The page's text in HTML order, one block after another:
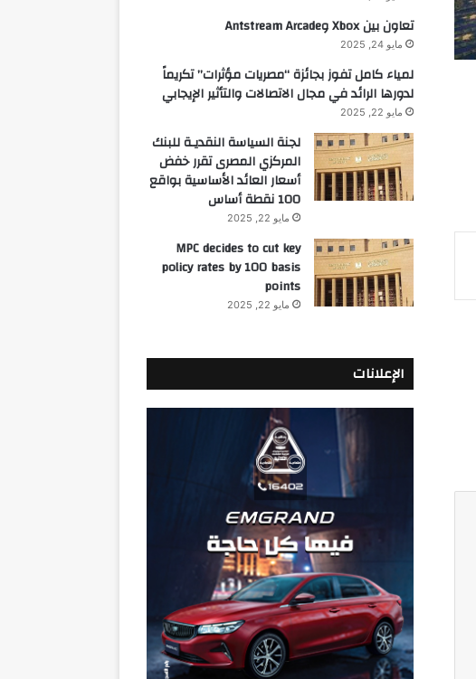
تعاون بين Xbox وAntstream Arcade
مايو 24, 2025
لمياء كامل تفوز بجائزة “مصريات مؤثرات” تكريماً
لدورها الرائد في مجال الاتصالات والتأثير الإيجابي
مايو 22, 2025
لجنة السياسة النقديـة للبنك
المركزي المصرى تقرر خفض
أسعار العائد الأساسية بواقع
100 نقطة أساس
مايو 22, 2025
MPC decides to cut key
policy rates by 100 basis
points
مايو 22, 2025
الإعلانات